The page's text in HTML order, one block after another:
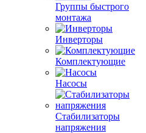
Группы быстрого
монтажа
Инверторы
Комплектующие
Насосы
Стабилизаторы
напряжения